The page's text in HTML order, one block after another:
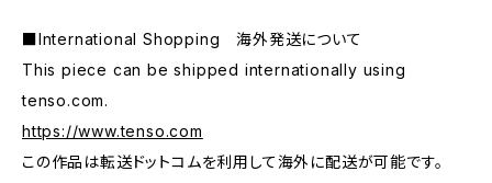
■International Shopping 海外発送について
This piece can be shipped internationally using
tenso.com.
https://www.tenso.com
この作品は転送ドットコムを利用して海外に配送が可能です。